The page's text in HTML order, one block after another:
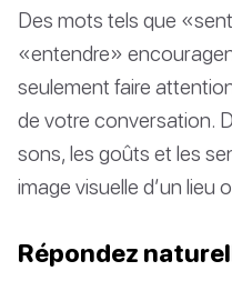
Des mots tels que
«entendre»
seulement faire
de votre conversation.
sons, les goûts et les
image visuelle d’un lieu
Répondez